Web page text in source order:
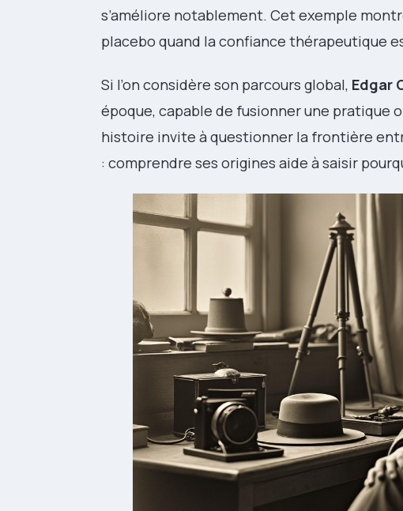
s’améliore notablement. Cet exemple
placebo quand la confiance thérapeutique
Si l’on considère son parcours global, Edgar
époque, capable de fusionner une pratique
histoire invite à questionner la frontière
: comprendre ses origines aide à saisir